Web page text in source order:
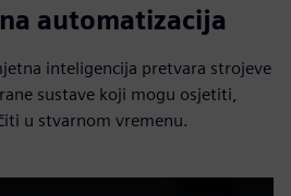
automatizacija
inteligencija pretvara strojeve
sustave koji mogu osjetiti,
u stvarnom vremenu.